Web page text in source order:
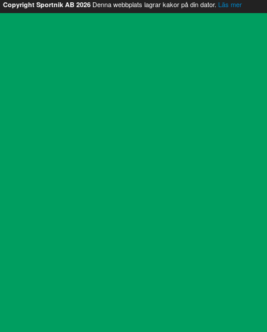
Copyright Sportnik AB 2026 Denna webbplats lagrar kakor på din dator. Läs mer